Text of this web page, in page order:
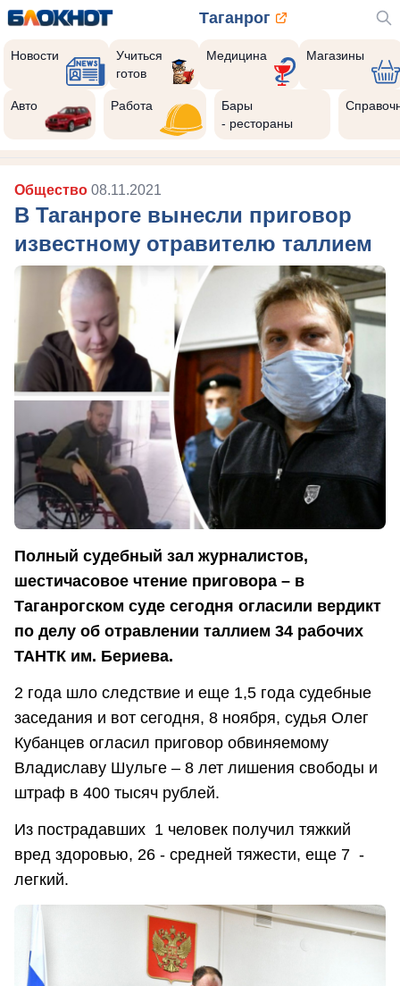
Таганрог
Новости
Учиться
готов
Медицина Магазины
Авто Работа
Бары
- рестораны
Общество 08.11.2021
В Таганроге вынесли приговор
известному отравителю таллием
Полный судебный зал журналистов,
шестичасовое чтение приговора – в
Таганрогском суде сегодня огласили вердикт
по делу об отравлении таллием 34 рабочих
ТАНТК им. Бериева.
2 года шло следствие и еще 1,5 года судебные
заседания и вот сегодня, 8 ноября, судья Олег
Кубанцев огласил приговор обвиняемому
Владиславу Шульге – 8 лет лишения свободы и
штраф в 400 тысяч рублей.
Из пострадавших 1 человек получил тяжкий
вред здоровью, 26 - средней тяжести, еще 7 -
легкий.